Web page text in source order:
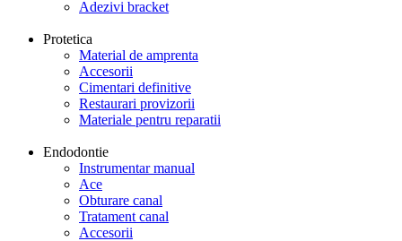
Adezivi bracket
Protetica
Material de amprenta
Accesorii
Cimentari definitive
Restaurari provizorii
Materiale pentru reparatii
Endodontie
Instrumentar manual
Ace
Obturare canal
Tratament canal
Accesorii